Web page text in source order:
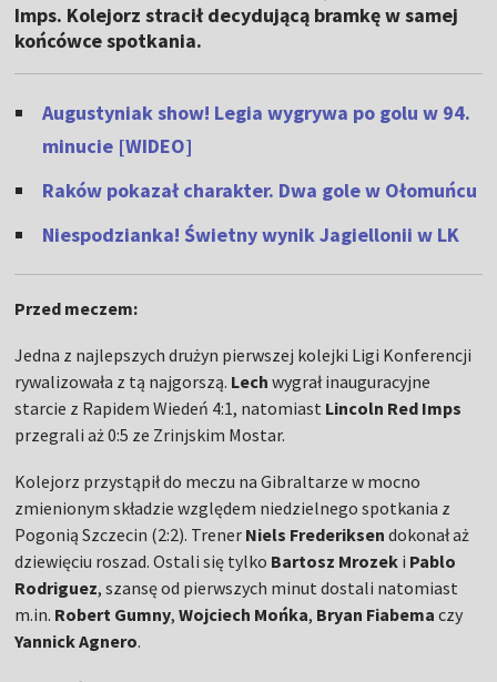
Imps. Kolejorz stracił decydującą bramkę w samej
końcówce spotkania.
Augustyniak show! Legia wygrywa po golu w 94.
minucie [WIDEO]
Raków pokazał charakter. Dwa gole w Ołomuńcu
Niespodzianka! Świetny wynik Jagiellonii w LK
Przed meczem:
Jedna z najlepszych drużyn pierwszej kolejki Ligi Konferencji
rywalizowała z tą najgorszą. Lech wygrał inauguracyjne
starcie z Rapidem Wiedeń 4:1, natomiast Lincoln Red Imps
przegrali aż 0:5 ze Zrinjskim Mostar.
Kolejorz przystąpił do meczu na Gibraltarze w mocno
zmienionym składzie względem niedzielnego spotkania z
Pogonią Szczecin (2:2). Trener Niels Frederiksendokonał aż
dziewięciu roszad. Ostali się tylko Bartosz Mrozek i Pablo
Rodriguez, szansę od pierwszych minut dostali natomiast
m.in. Robert Gumny,Wojciech Mońka, Bryan Fiabemaczy
Yannick Agnero.